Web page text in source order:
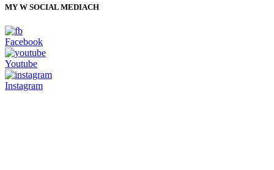
MY W SOCIAL MEDIACH
Facebook
Youtube
Instagram